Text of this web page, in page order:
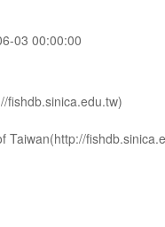
03 00:00:00
fishdb.sinica.edu.tw)
Taiwan(http://